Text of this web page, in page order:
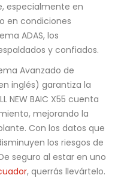
especialmente en
en condiciones
ADAS, los
y confiados.
Avanzado de
inglés) garantiza la
NEW BAIC X55 cuenta
mejorando la
Con los datos que
los riesgos de
seguro al estar en uno
, querrás llevártelo.